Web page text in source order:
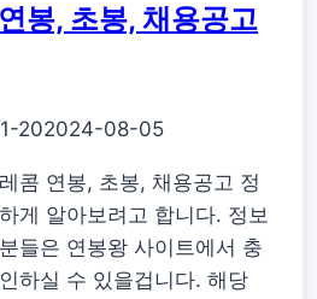
봉, 초봉, 채용공고
202024-08-05
콤 연봉, 초봉, 채용공고 정
게 알아보려고 합니다. 정보
들은 연봉왕 사이트에서 충
하실 수 있을겁니다. 해당